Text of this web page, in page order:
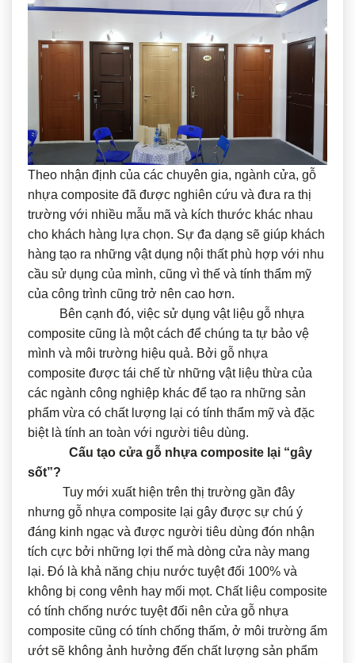
Theo nhận định của các chuyên gia, ngành cửa, gỗ
nhựa composite đã được nghiên cứu và đưa ra thị
trường với nhiều mẫu mã và kích thước khác nhau
cho khách hàng lựa chọn. Sự đa dạng sẽ giúp khách
hàng tạo ra những vật dụng nội thất phù hợp với nhu
cầu sử dụng của mình, cũng vì thế và tính thẩm mỹ
của công trình cũng trở nên cao hơn.
Bên cạnh đó, việc sử dụng vật liệu gỗ nhựa
composite cũng là một cách để chúng ta tự bảo vệ
mình và môi trường hiệu quả. Bởi gỗ nhựa
composite được tái chế từ những vật liệu thừa của
các ngành công nghiệp khác để tạo ra những sản
phẩm vừa có chất lượng lại có tính thẩm mỹ và đặc
biệt là tính an toàn với người tiêu dùng.
Cấu tạo cửa gỗ nhựa composite lại “gây
sốt”?
Tuy mới xuất hiện trên thị trường gần đây
nhưng gỗ nhựa composite lại gây được sự chú ý
đáng kinh ngạc và được người tiêu dùng đón nhận
tích cực bởi những lợi thế mà dòng cửa này mang
lại. Đó là khả năng chịu nước tuyệt đối 100% và
không bị cong vênh hay mối mọt. Chất liệu composite
có tính chống nước tuyệt đối nên cửa gỗ nhựa
composite cũng có tính chống thấm, ở môi trường ẩm
ướt sẽ không ảnh hưởng đến chất lượng sản phẩm